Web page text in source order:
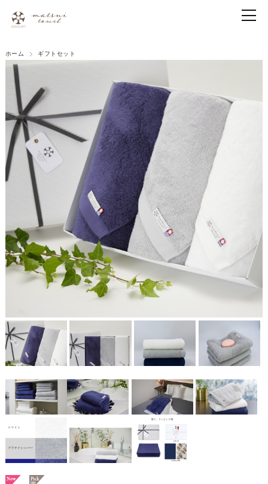
ホーム ギフトセット